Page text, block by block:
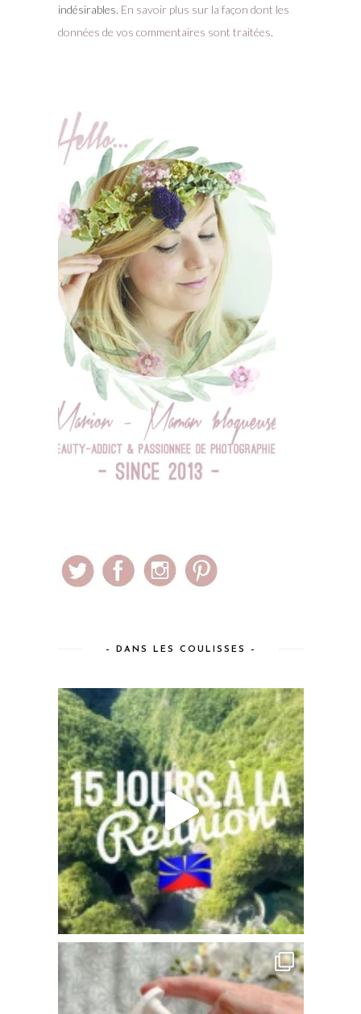
indésirables. En savoir plus sur la façon dont les
données de vos commentaires sont traitées.
– DANS LES COULISSES –